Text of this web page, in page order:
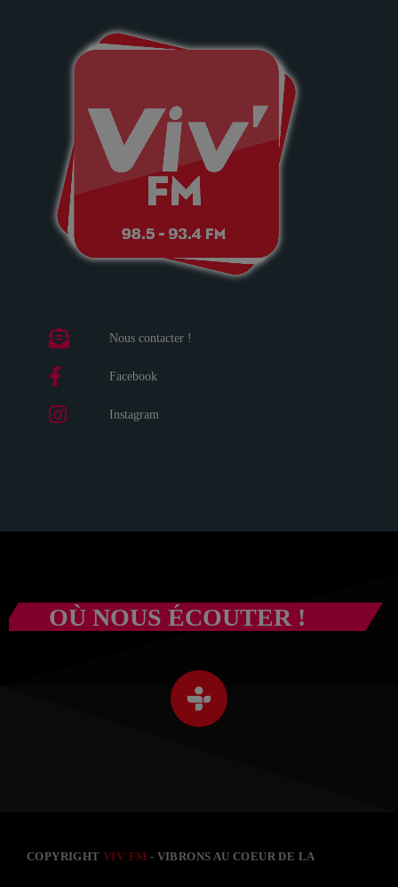
Nous contacter !
Facebook
Instagram
OÙ NOUS ÉCOUTER !
COPYRIGHTVIV'FM - VIBRONS AU COEUR DE LA